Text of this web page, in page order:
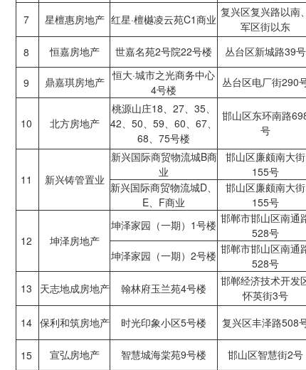
7 星檀惠房地产 红星·檀樾凌云苑C1商业
复兴区复兴路以南、
军区街以东
8 恒嘉房地产 世嘉名苑2号院22号楼 丛台区新城路39号
9 鼎嘉琪房地产 恒大·城市之光商务中心
4号楼
丛台区电厂街290
10 北方房地产
桃源山庄18、27、35、
42、50、59、60、67、
68、75号楼
邯山区东环南路
号
11 新兴铸管置业
新兴国际商贸物流城B商
业
邯山区廉颇南大街
155号
新兴国际商贸物流城D、
E、F商业
邯山区廉颇南大街
155号
12 坤泽房地产
坤泽家园（一期）1号楼 邯郸市邯山区南通
528号
坤泽家园（一期）2号楼 邯郸市邯山区南通
528号
13 天志地成房地产 翰林府玉兰苑4号楼
邯郸经济技术开发
怀英街3号
14 保利和筑房地产 时光印象小区5号楼 复兴区丰泽路508
15 宣弘房地产 智慧城海棠苑9号楼 邯山区智慧街2号